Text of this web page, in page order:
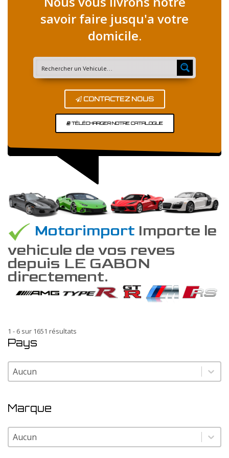
savoir faire jusqu'a votre
domicile.
CONTACTEZ NOUS
TÉLÉCHARGER NOTRE CATALOGUE
Motorimport Importe le
vehicule de vos reves
depuis LE GABON
directement.
1 - 6 sur 1651 résultats
Pays
Pays
Pays
Marque
Marque
Marque